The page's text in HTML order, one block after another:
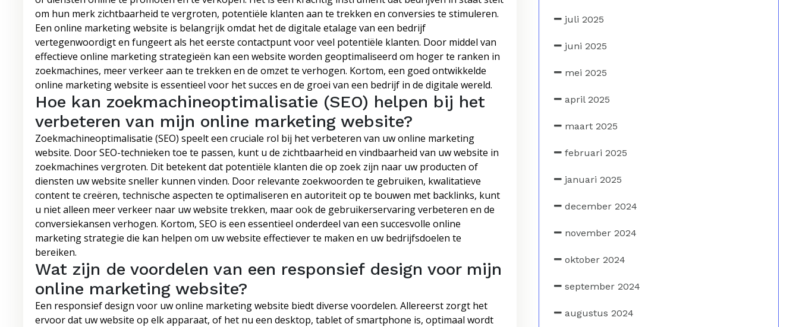
om hun merk zichtbaarheid te vergroten, potentiële klanten aan te trekken en conversies te stimuleren.
Een online marketing website is belangrijk omdat het de digitale etalage van een bedrijf
vertegenwoordigt en fungeert als het eerste contactpunt voor veel potentiële klanten. Door middel van
effectieve online marketing strategieën kan een website worden geoptimaliseerd om hoger te ranken in
zoekmachines, meer verkeer aan te trekken en de omzet te verhogen. Kortom, een goed ontwikkelde
online marketing website is essentieel voor het succes en de groei van een bedrijf in de digitale wereld.
Hoe kan zoekmachineoptimalisatie (SEO) helpen bij het
verbeteren van mijn online marketing website?
Zoekmachineoptimalisatie (SEO) speelt een cruciale rol bij het verbeteren van uw online marketing
website. Door SEO-technieken toe te passen, kunt u de zichtbaarheid en vindbaarheid van uw website in
zoekmachines vergroten. Dit betekent dat potentiële klanten die op zoek zijn naar uw producten of
diensten uw website sneller kunnen vinden. Door relevante zoekwoorden te gebruiken, kwalitatieve
content te creëren, technische aspecten te optimaliseren en autoriteit op te bouwen met backlinks, kunt
u niet alleen meer verkeer naar uw website trekken, maar ook de gebruikerservaring verbeteren en de
conversiekansen verhogen. Kortom, SEO is een essentieel onderdeel van een succesvolle online
marketing strategie die kan helpen om uw website effectiever te maken en uw bedrijfsdoelen te
bereiken.
Wat zijn de voordelen van een responsief design voor mijn
online marketing website?
Een responsief design voor uw online marketing website biedt diverse voordelen. Allereerst zorgt het
ervoor dat uw website op elk apparaat, of het nu een desktop, tablet of smartphone is, optimaal wordt
juli 2025
juni 2025
mei 2025
april 2025
maart 2025
februari 2025
januari 2025
december 2024
november 2024
oktober 2024
september 2024
augustus 2024